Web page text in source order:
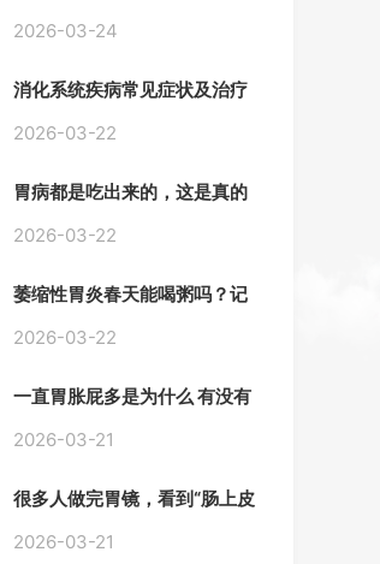
2026-03-24
消化系统疾病常见症状及治疗
案
2026-03-22
胃病都是吃出来的，这是真的
2026-03-22
萎缩性胃炎春天能喝粥吗？记
2026-03-22
一直胃胀屁多是为什么 有没有
2026-03-21
很多人做完胃镜，看到“肠上皮
己上网查又吓睡不着，到底严
2026-03-21